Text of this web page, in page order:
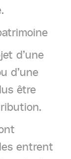
d’une
d’une
être
entrent